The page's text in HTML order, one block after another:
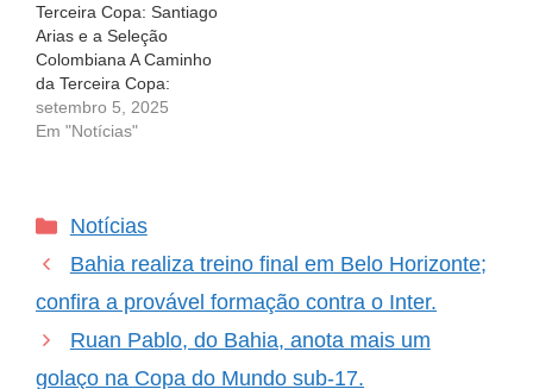
Terceira Copa: Santiago
Arias e a Seleção
Colombiana A Caminho
da Terceira Copa:
Santiago Arias e a
Seleção Colombiana A
camisa da seleção
Copa do Mundo é
palpável. Com o recente
direito do…
setembro 5, 2025
Em "Notícias"
Categorias
Notícias
Bahia realiza treino final em Belo Horizonte;
confira a provável formação contra o Inter.
Ruan Pablo, do Bahia, anota mais um
golaço na Copa do Mundo sub-17.